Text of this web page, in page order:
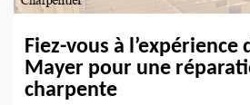
Fiez-vous à l’expérience
Mayer pour une
charpente